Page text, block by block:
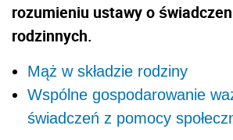
rozumieniu ustawy o
rodzinnych.
Mąż w składzie rodziny
Wspólne gospodarowanie
świadczeń z pomocy